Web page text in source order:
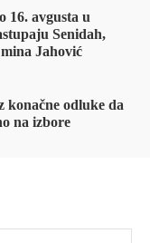
16. avgusta u
Senidah,
Jahović
konačne odluke da
na izbore